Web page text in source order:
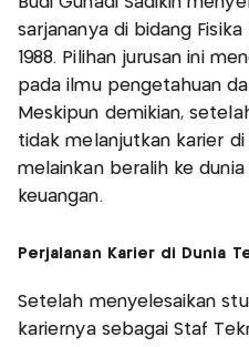
sarjananya di bidang
1988. Pilihan jurusan ini
pada ilmu pengetahuan
Meskipun demikian,
tidak melanjutkan karier di
melainkan beralih ke
keuangan.
Perjalanan Karier di Dunia
Setelah menyelesaikan
kariernya sebagai Staf